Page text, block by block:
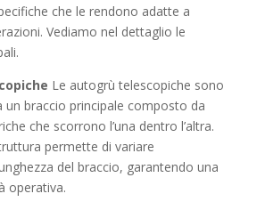
che le rendono adatte a
Vediamo nel dettaglio le
Le autogrù telescopiche sono
un braccio principale composto da
che scorrono l’una dentro l’altra.
permette di variare
del braccio, garantendo una
operativa.